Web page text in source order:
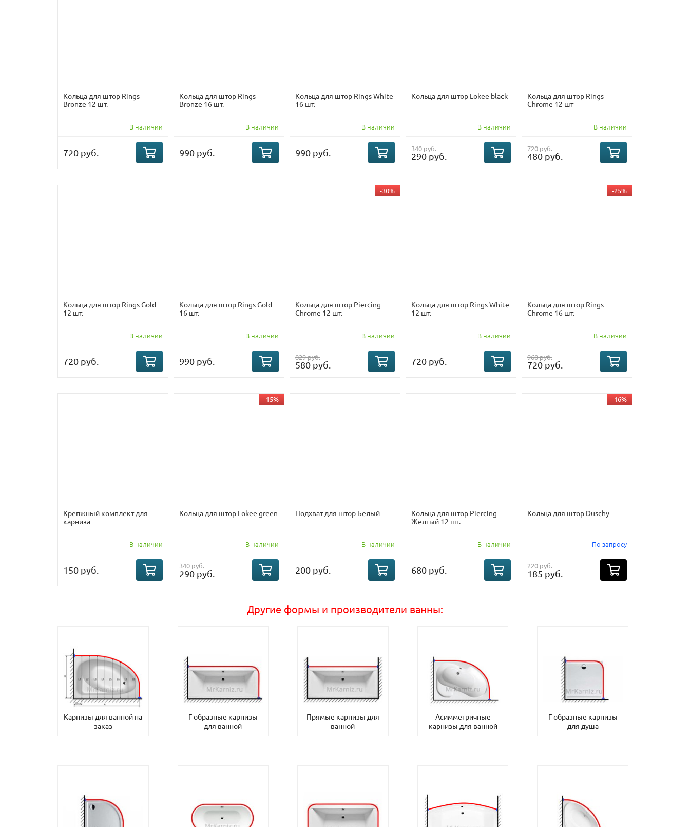
Кольца для штор Rings
Bronze 12 шт.
В наличии
720 руб.
Кольца для штор Rings
Bronze 16 шт.
В наличии
990 руб.
Кольца для штор Rings White
16 шт.
В наличии
990 руб.
Кольца для штор Lokee black
В наличии
340 руб.
290 руб.
Кольца для штор Rings
Chrome 12 шт
В наличии
720 руб.
480 руб.
Кольца для штор Rings Gold
12 шт.
В наличии
720 руб.
Кольца для штор Rings Gold
16 шт.
В наличии
990 руб.
-30%
Кольца для штор Piercing
Chrome 12 шт.
В наличии
829 руб.
580 руб.
Кольца для штор Rings White
12 шт.
В наличии
720 руб.
-25%
Кольца для штор Rings
Chrome 16 шт.
В наличии
960 руб.
720 руб.
Крепжный комплект для
карниза
В наличии
150 руб.
-15%
Кольца для штор Lokee green
В наличии
340 руб.
290 руб.
Подхват для штор Белый
В наличии
200 руб.
Кольца для штор Piercing
Желтый 12 шт.
В наличии
680 руб.
-16%
Кольца для штор Duschy
По запросу
220 руб.
185 руб.
Другие формы и производители ванны:
Карнизы для ванной на
заказ
Г образные карнизы
для ванной
Прямые карнизы для
ванной
Асимметричные
карнизы для ванной
Г образные карнизы
для душа